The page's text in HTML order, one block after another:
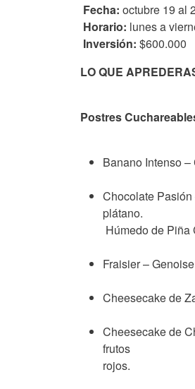
Fecha: octubre 19 al
Horario: lunes a
Inversión: $600.000
LO QUE
Postres
Banano Intenso
Chocolate
plátano.
Húmedo de Piña
Fraisier –
Cheesecake de
Cheesecake de
frutos
rojos.